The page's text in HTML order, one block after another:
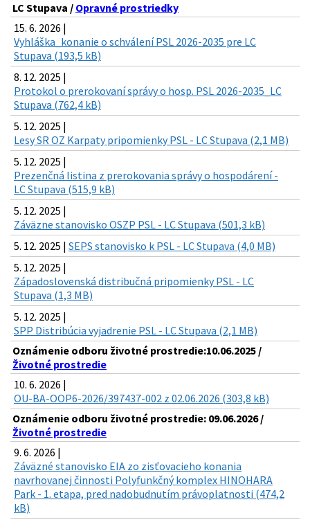
LC Stupava / Opravné prostriedky
15. 6. 2026 |
Vyhláška_konanie o schválení PSL 2026-2035 pre LC
Stupava (193,5 kB)
8. 12. 2025 |
Protokol o prerokovaní správy o hosp. PSL 2026-2035_LC
Stupava (762,4 kB)
5. 12. 2025 |
Lesy SR OZ Karpaty pripomienky PSL - LC Stupava (2,1 MB)
5. 12. 2025 |
Prezenčná listina z prerokovania správy o hospodárení -
LC Stupava (515,9 kB)
5. 12. 2025 |
Záväzne stanovisko OSZP PSL - LC Stupava (501,3 kB)
5. 12. 2025 | SEPS stanovisko k PSL - LC Stupava (4,0 MB)
5. 12. 2025 |
Západoslovenská distribučná pripomienky PSL - LC
Stupava (1,3 MB)
5. 12. 2025 |
SPP Distribúcia vyjadrenie PSL - LC Stupava (2,1 MB)
Oznámenie odboru životné prostredie:10.06.2025 /
Životné prostredie
10. 6. 2026 |
OU-BA-OOP6-2026/397437-002 z 02.06.2026 (303,8 kB)
Oznámenie odboru životné prostredie: 09.06.2026 /
Životné prostredie
9. 6. 2026 |
Záväzné stanovisko EIA zo zisťovacieho konania
navrhovanej činnosti Polyfunkčný komplex HINOHARA
Park - 1. etapa, pred nadobudnutím právoplatnosti (474,2
kB)